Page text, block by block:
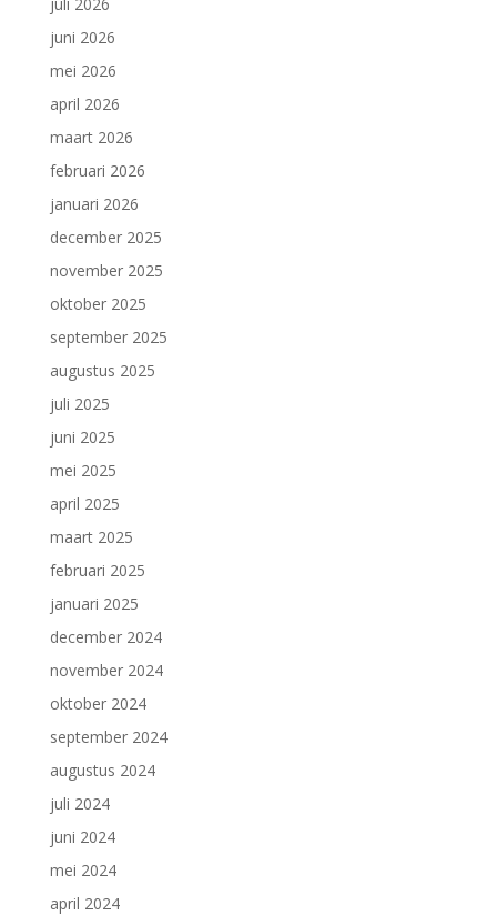
juni 2026
mei 2026
april 2026
maart 2026
februari 2026
januari 2026
december 2025
november 2025
oktober 2025
september 2025
augustus 2025
juli 2025
juni 2025
mei 2025
april 2025
maart 2025
februari 2025
januari 2025
december 2024
november 2024
oktober 2024
september 2024
augustus 2024
juli 2024
juni 2024
mei 2024
april 2024